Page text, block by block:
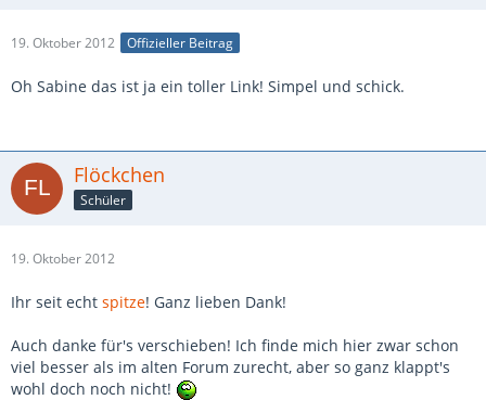
19. Oktober 2012 Offizieller Beitrag
Oh Sabine das ist ja ein toller Link! Simpel und schick.
Flöckchen
Schüler
19. Oktober 2012
Ihr seit echt spitze! Ganz lieben Dank!
Auch danke für's verschieben! Ich finde mich hier zwar schon
viel besser als im alten Forum zurecht, aber so ganz klappt's
wohl doch noch nicht!